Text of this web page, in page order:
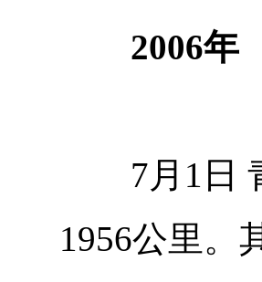
2006年
7月1日 青
1956公里。